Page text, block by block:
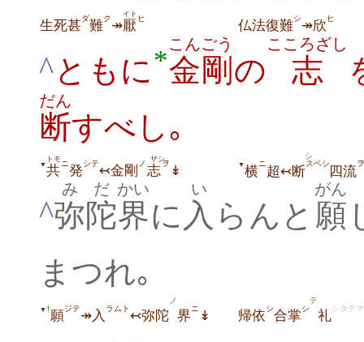
生死甚ダ難ク↠厭
イト ヒ 仏法復難シ↠欣 ヒ
^ともに*金剛
こんごう
の 志
こころざし
断
だん
すべし｡
▼共
トモ ニ発シテ↢金剛 ノ 志
ザシヲ ↡ ▼横ニ 超↢断スベシ
シ
四流ヲ
^弥陀
みだ
界
かい
に 入
い
らんと 願
がん
まつれ｡
▼†願ジテ↠入 ラムト↢弥陀
ノ
界 ニ ↡ 帰依シ合掌シ
テ
礼シタテマ